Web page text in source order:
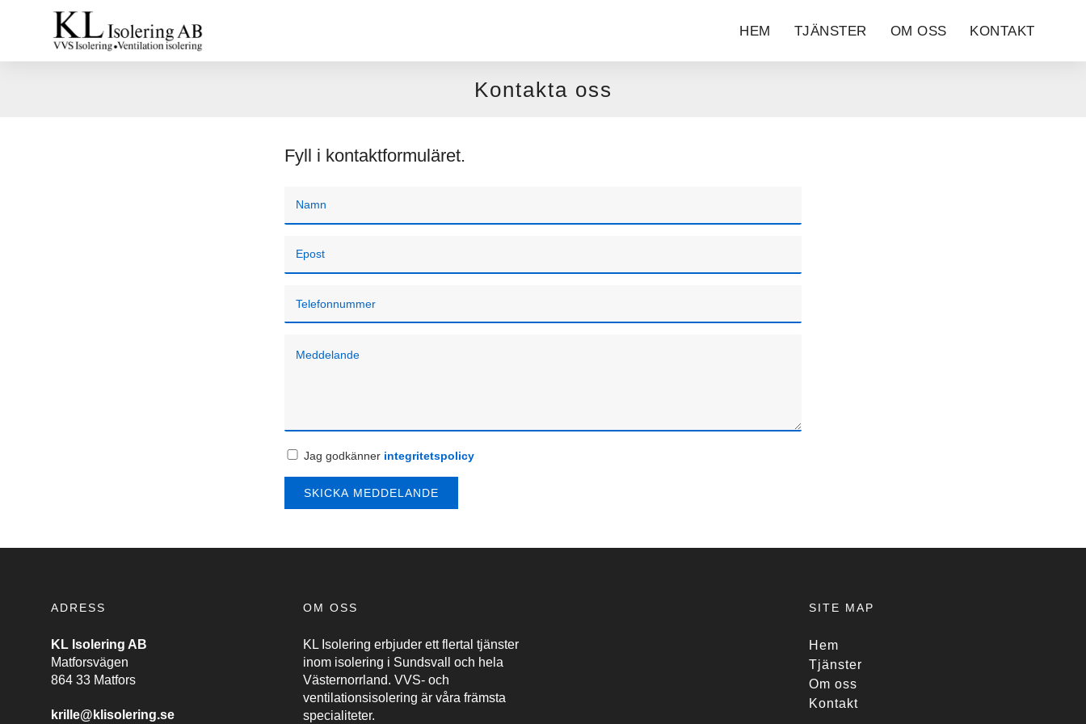
HEM TJÄNSTER OM OSS KONTAKT
Kontakta oss
Fyll i kontaktformuläret.
Jag godkänner integritetspolicy
ADRESS
KL Isolering AB
Matforsvägen
864 33 Matfors
krille@klisolering.se
OM OSS
KL Isolering erbjuder ett flertal tjänster
inom isolering i Sundsvall och hela
Västernorrland. VVS- och
ventilationsisolering är våra främsta
specialiteter.
SITE MAP
Hem
Tjänster
Om oss
Kontakt